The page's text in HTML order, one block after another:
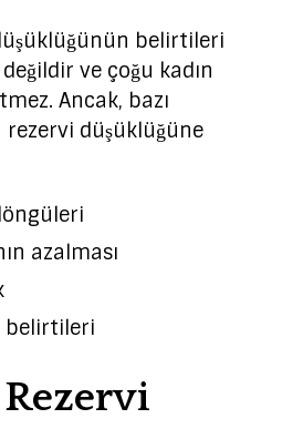
belirtileri
ve çoğu kadın
Ancak, bazı
düşüklüğüne
azalması
belirtileri